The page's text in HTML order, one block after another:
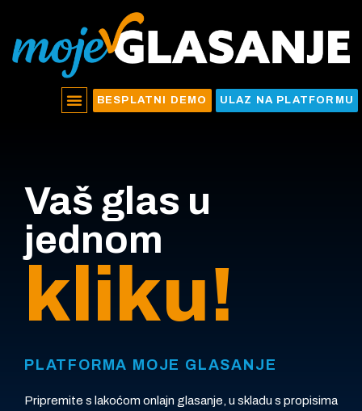
BESPLATNI DEMO ULAZ NA PLATFORMU
Vaš glas u
jednom
kliku!
PLATFORMA MOJE GLASANJE
Pripremite s lakoćom onlajn glasanje, u skladu s propisima